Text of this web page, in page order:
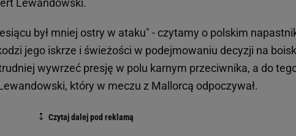
Lewandowski.
był mniej ostry w ataku" - czytamy o polskim
jego iskrze i świeżości w podejmowaniu decyzji na
wywrzeć presję w polu karnym przeciwnika, a do
który w meczu z Mallorcą odpoczywał.